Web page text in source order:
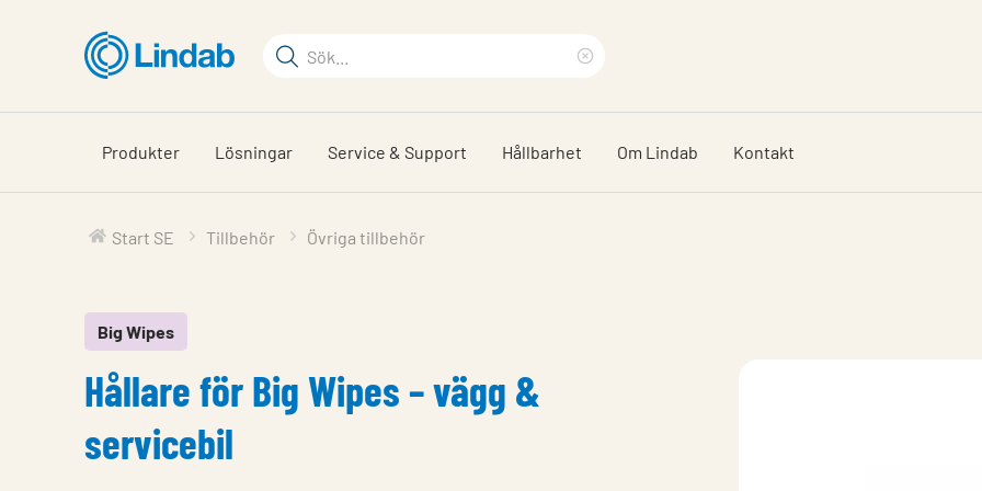
huvudinnehållet
Sökord
på
sajten
sökfras
Produkter Lösningar Service & Support Hållbarhet Om Lindab Kontakt
Start SE Tillbehör Övriga tillbehör
Big Wipes
Hållare för Big Wipes – vägg &
servicebil